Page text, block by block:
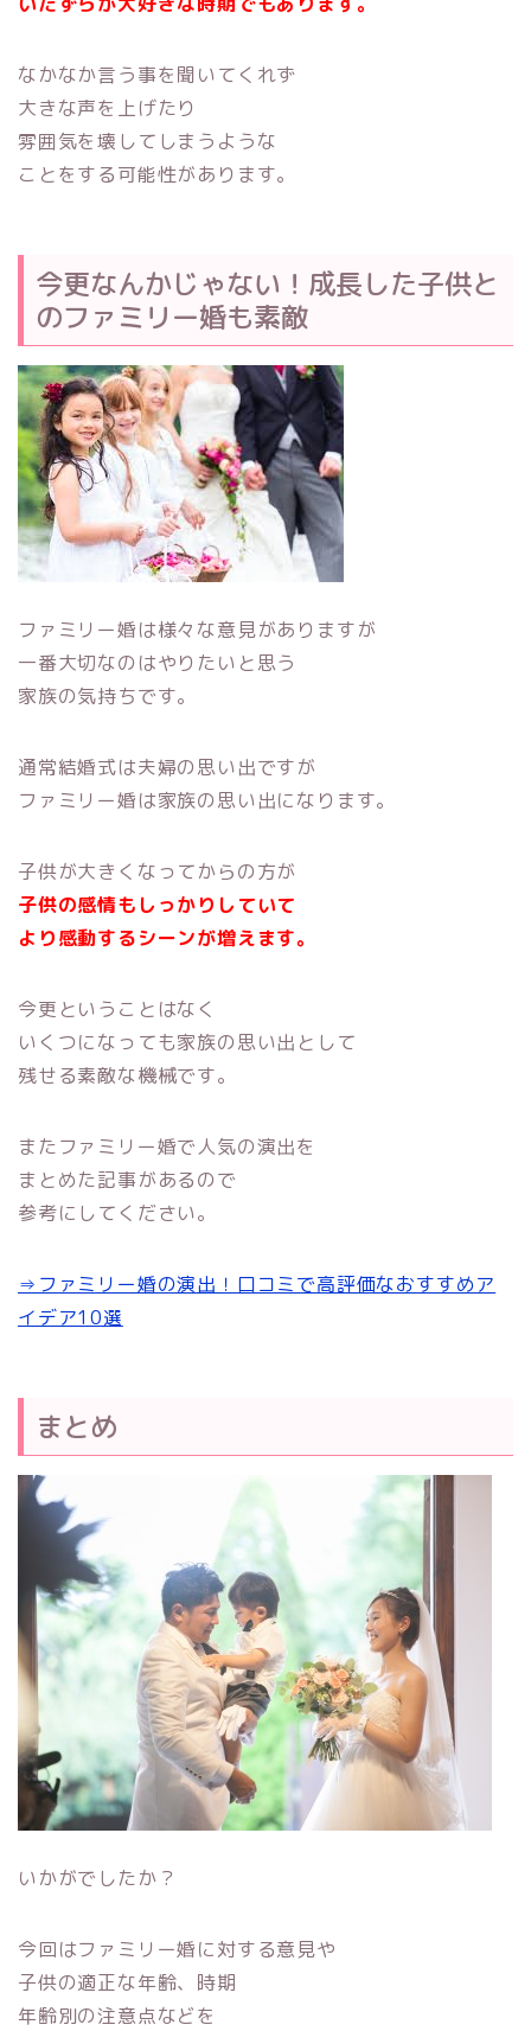
なかなか言う事を聞いてくれず
大きな声を上げたり
雰囲気を壊してしまうような
ことをする可能性があります。
今更なんかじゃない！成長した子供と
のファミリー婚も素敵
ファミリー婚は様々な意見がありますが
一番大切なのはやりたいと思う
家族の気持ちです。
通常結婚式は夫婦の思い出ですが
ファミリー婚は家族の思い出になります。
子供が大きくなってからの方が
子供の感情もしっかりしていて
より感動するシーンが増えます。
今更ということはなく
いくつになっても家族の思い出として
残せる素敵な機械です。
またファミリー婚で人気の演出を
まとめた記事があるので
参考にしてください。
⇒ファミリー婚の演出！口コミで高評価なおすすめア
イデア10選
まとめ
いかがでしたか？
今回はファミリー婚に対する意見や
子供の適正な年齢、時期
年齢別の注意点などを